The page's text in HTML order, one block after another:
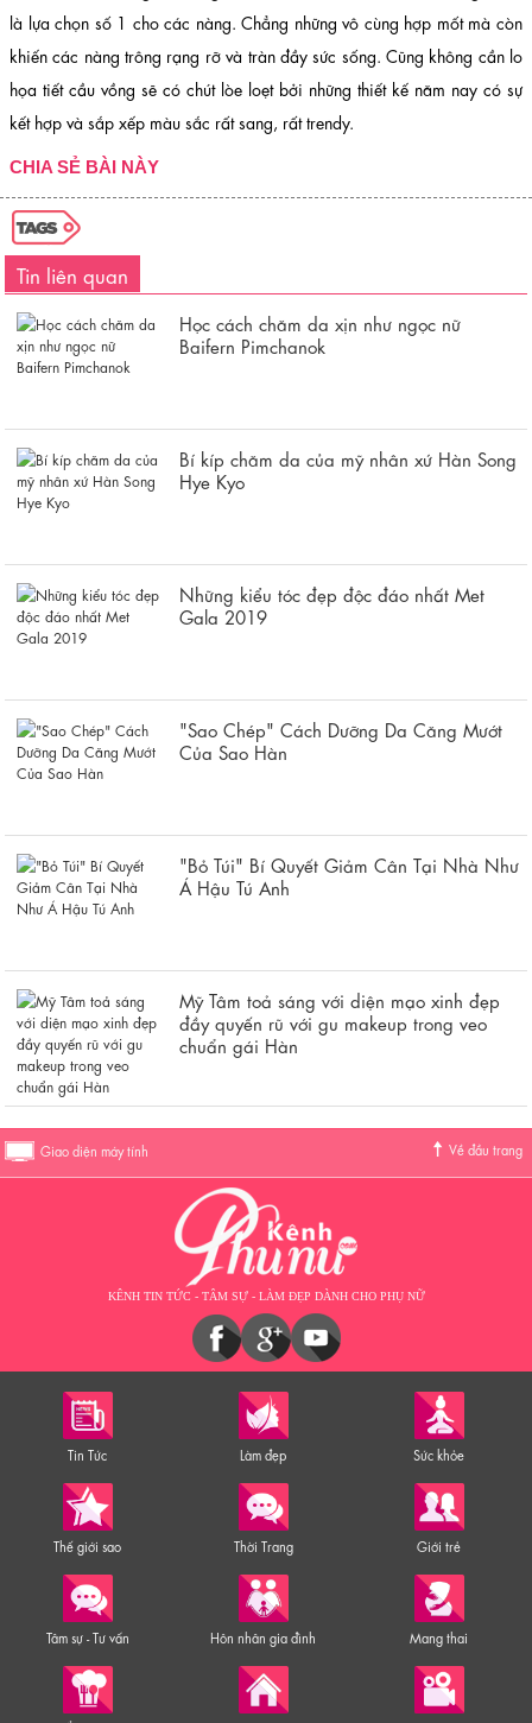
là lựa chọn số 1 cho các nàng. Chẳng những vô cùng hợp mốt mà còn
khiến các nàng trông rạng rỡ và tràn đầy sức sống. Cũng không cần lo
họa tiết cầu vồng sẽ có chút lòe loẹt bởi những thiết kế năm nay có sự
kết hợp và sắp xếp màu sắc rất sang, rất trendy.
CHIA SẺ BÀI NÀY
Tin liên quan
Học cách chăm da xịn như ngọc nữ
Baifern Pimchanok
Bí kíp chăm da của mỹ nhân xứ Hàn Song
Hye Kyo
Những kiểu tóc đẹp độc đáo nhất Met
Gala 2019
"Sao Chép" Cách Dưỡng Da Căng Mướt
Của Sao Hàn
"Bỏ Túi" Bí Quyết Giảm Cân Tại Nhà Như
Á Hậu Tú Anh
Mỹ Tâm toả sáng với diện mạo xinh đẹp
đầy quyến rũ với gu makeup trong veo
chuẩn gái Hàn
Giao diện máy tính Về đầu trang
KÊNH TIN TỨC - TÂM SỰ - LÀM ĐẸP DÀNH CHO PHỤ NỮ
Tin Tức Làm đẹp Sức khỏe
Thế giới sao Thời Trang Giới trẻ
Tâm sự - Tư vấn Hôn nhân gia đình Mang thai